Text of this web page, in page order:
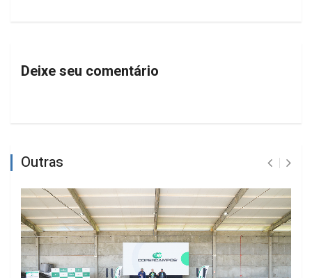
Deixe seu comentário
Outras